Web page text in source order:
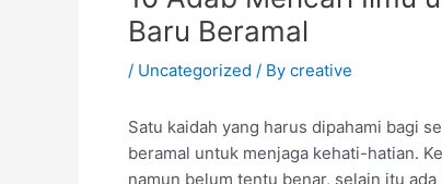
Baru Beramal
/ Uncategorized / By creative
Satu kaidah yang harus dipahami bagi
beramal untuk menjaga kehati-hatian.
namun belum tentu benar, selain itu